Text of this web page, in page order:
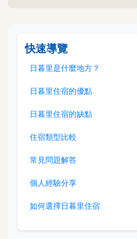
快速導覽
日暮里是什麼地方？
日暮里住宿的優點
日暮里住宿的缺點
住宿類型比較
常見問題解答
個人經驗分享
如何選擇日暮里住宿